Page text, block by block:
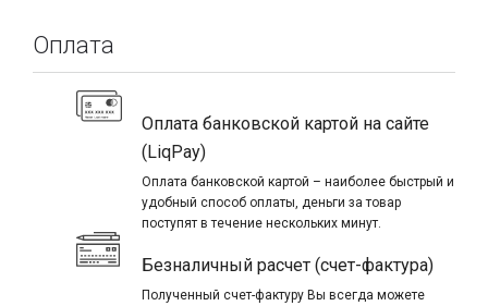
чем за 48 часов. При желании выполнить декор стен
самостоятельно, рекомендуем обратить внимание на
качественный инструмент для декора, предлагаемый в
нашем интернет-магазине.
Оплата
Оплата банковской картой на сайте
(LiqPay)
Оплата банковской картой – наиболее быстрый и
удобный способ оплаты, деньги за товар
поступят в течение нескольких минут.
Безналичный расчет (счет-фактура)
Полученный счет-фактуру Вы всегда можете